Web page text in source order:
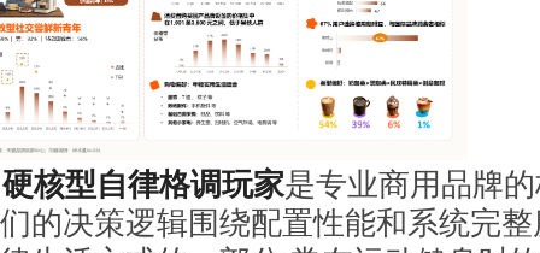
硬核型自律格调玩家是专业商用品牌
们的决策逻辑围绕配置性能和系统完